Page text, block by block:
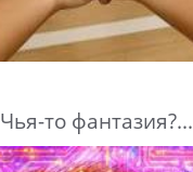
Чья-то фантазия?...